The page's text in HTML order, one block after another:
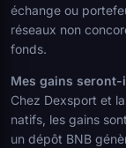
échange ou
réseaux non
fonds.
Mes gains seront-
Chez Dexsport et
natifs, les gains
un dépôt BNB